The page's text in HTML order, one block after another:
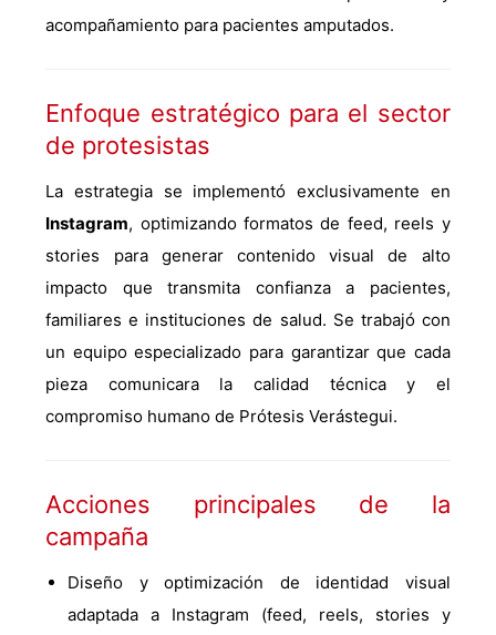
acompañamiento para pacientes amputados.
Enfoque estratégico para el sector
de protesistas
La estrategia se implementó exclusivamente en
Instagram, optimizando formatos de feed, reels y
stories para generar contenido visual de alto
impacto que transmita confianza a pacientes,
familiares e instituciones de salud. Se trabajó con
un equipo especializado para garantizar que cada
pieza comunicara la calidad técnica y el
compromiso humano de Prótesis Verástegui.
Acciones principales de la
campaña
Diseño y optimización de identidad visual
adaptada a Instagram (feed, reels, stories y